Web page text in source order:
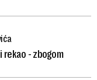
rekao - zbogom